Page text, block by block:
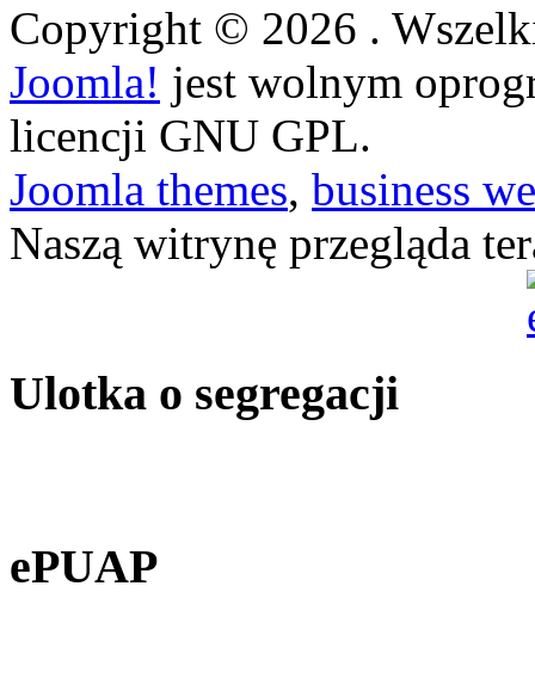
Copyright © 2026 .
Joomla! jest wolnym
licencji GNU GPL.
Joomla themes, business
Naszą witrynę przegląda
Ulotka o segregacji
ePUAP